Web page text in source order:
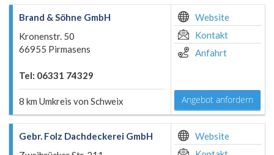
Brand & Söhne GmbH
Kronenstr. 50
66955 Pirmasens
Tel: 06331 74329
8 km Umkreis von Schweix
Website
Kontakt
Anfahrt
Angebot anfordern
Gebr. Folz Dachdeckerei GmbH
Website